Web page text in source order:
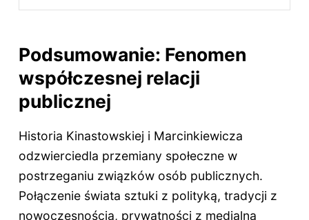
Podsumowanie: Fenomen
współczesnej relacji
publicznej
Historia Kinastowskiej i Marcinkiewicza
odzwierciedla przemiany społeczne w
postrzeganiu związków osób publicznych.
Połączenie świata sztuki z polityką, tradycji z
nowoczesnością, prywatności z medialną